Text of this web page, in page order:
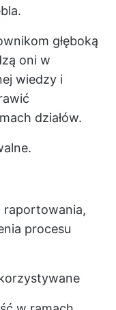
głęboką
oni w
wiedzy i
działów.
raportowania,
procesu